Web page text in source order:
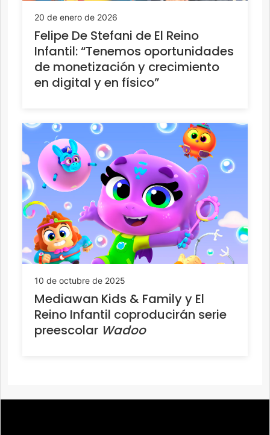
20 de enero de 2026
Felipe De Stefani de El Reino
Infantil: “Tenemos oportunidades
de monetización y crecimiento
en digital y en físico”
10 de octubre de 2025
Mediawan Kids & Family y El
Reino Infantil coproducirán serie
preescolar Wadoo